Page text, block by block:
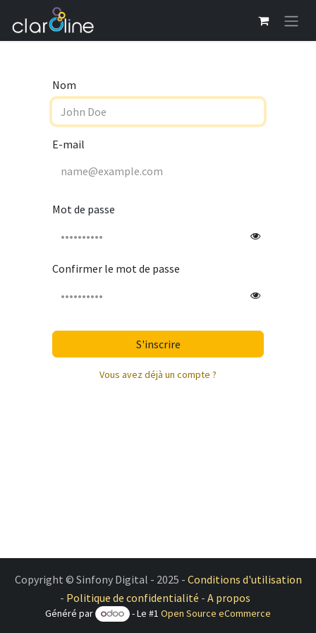
Se rendre au contenu
Nom
E-mail
Mot de passe
Confirmer le mot de passe
S'inscrire
Vous avez déjà un compte ?
Copyright © Sinfony Digital - 2025 - Conditions d'utilisation
- Politique de confidentialité - A propos
Généré par - Le #1 Open Source eCommerce